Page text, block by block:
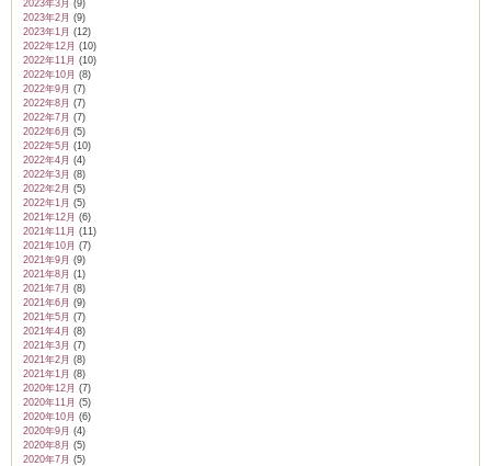
2023年3月 (9)
2023年2月 (9)
2023年1月 (12)
2022年12月 (10)
2022年11月 (10)
2022年10月 (8)
2022年9月 (7)
2022年8月 (7)
2022年7月 (7)
2022年6月 (5)
2022年5月 (10)
2022年4月 (4)
2022年3月 (8)
2022年2月 (5)
2022年1月 (5)
2021年12月 (6)
2021年11月 (11)
2021年10月 (7)
2021年9月 (9)
2021年8月 (1)
2021年7月 (8)
2021年6月 (9)
2021年5月 (7)
2021年4月 (8)
2021年3月 (7)
2021年2月 (8)
2021年1月 (8)
2020年12月 (7)
2020年11月 (5)
2020年10月 (6)
2020年9月 (4)
2020年8月 (5)
2020年7月 (5)